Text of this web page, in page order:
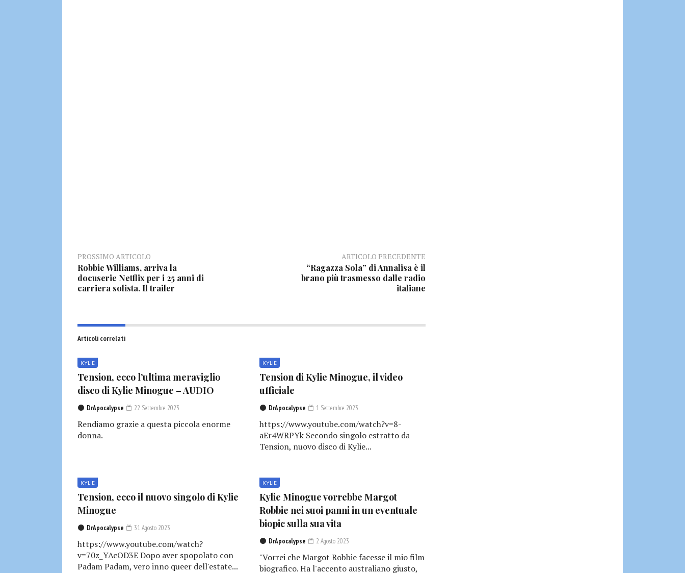
PROSSIMO ARTICOLO
Robbie Williams, arriva la
docuserie Netflix per i 25 anni di
carriera solista. Il trailer
ARTICOLO PRECEDENTE
“Ragazza Sola” di Annalisa è il
brano più trasmesso dalle radio
italiane
Articoli correlati
KYLIE
Tension, ecco l’ultima meraviglio
disco di Kylie Minogue – AUDIO
DrApocalypse 22 Settembre 2023
Rendiamo grazie a questa piccola enorme
donna.
KYLIE
Tension di Kylie Minogue, il video
ufficiale
DrApocalypse 1 Settembre 2023
https://www.youtube.com/watch?v=8-
aEr4WRPYk Secondo singolo estratto da
Tension, nuovo disco di Kylie...
KYLIE
Tension, ecco il nuovo singolo di Kylie
Minogue
DrApocalypse 31 Agosto 2023
https://www.youtube.com/watch?
v=70z_YAcOD3E Dopo aver spopolato con
Padam Padam, vero inno queer dell'estate...
KYLIE
Kylie Minogue vorrebbe Margot
Robbie nei suoi panni in un eventuale
biopic sulla sua vita
DrApocalypse 2 Agosto 2023
"Vorrei che Margot Robbie facesse il mio film
biografico. Ha l'accento australiano giusto,